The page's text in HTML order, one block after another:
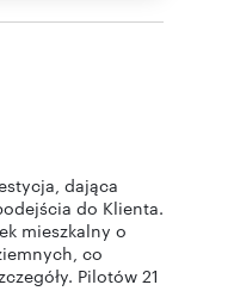
dająca
do Klienta.
mieszkalny o
co
Pilotów 21